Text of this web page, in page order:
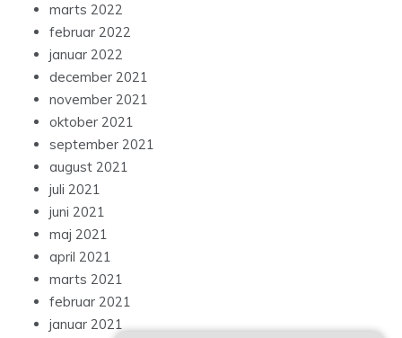
marts 2022
februar 2022
januar 2022
december 2021
november 2021
oktober 2021
september 2021
august 2021
juli 2021
juni 2021
maj 2021
april 2021
marts 2021
februar 2021
januar 2021